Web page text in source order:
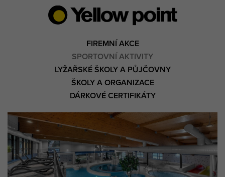
FIREMNÍ AKCE
SPORTOVNÍ AKTIVITY
LYŽAŘSKÉ ŠKOLY A PŮJČOVNY
ŠKOLY A ORGANIZACE
DÁRKOVÉ CERTIFIKÁTY